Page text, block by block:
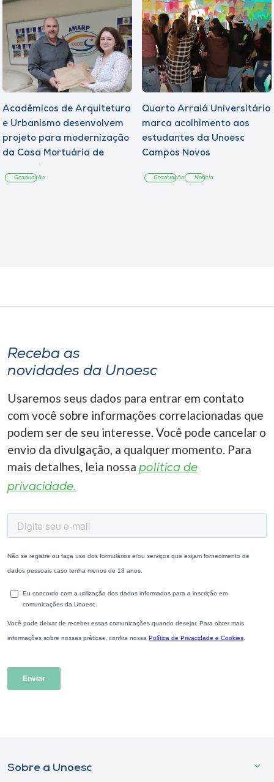
Acadêmicos de Arquitetura
e Urbanismo desenvolvem
projeto para modernização
da Casa Mortuária de
Graduação
Quarto Arraiá Universitário
marca acolhimento aos
estudantes da Unoesc
Campos Novos
Graduação Notícia
Receba as
novidades da Unoesc
Usaremos seus dados para entrar em contato
com você sobre informações correlacionadas que
podem ser de seu interesse. Você pode cancelar o
envio da divulgação, a qualquer momento. Para
mais detalhes, leia nossa política de
privacidade.
Sobre a Unoesc